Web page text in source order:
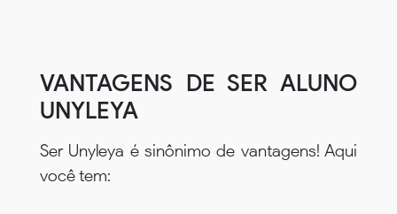
VANTAGENS DE SER ALUNO
UNYLEYA
Ser Unyleya é sinônimo de vantagens! Aqui
você tem: